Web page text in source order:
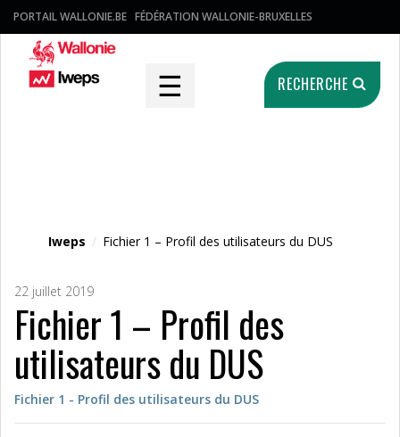
PORTAIL WALLONIE.BE FÉDÉRATION WALLONIE-BRUXELLES
☰ RECHERCHE
Iweps / Fichier 1 – Profil des utilisateurs du DUS
22 juillet 2019
Fichier 1 – Profil des
utilisateurs du DUS
Fichier 1 - Profil des utilisateurs du DUS